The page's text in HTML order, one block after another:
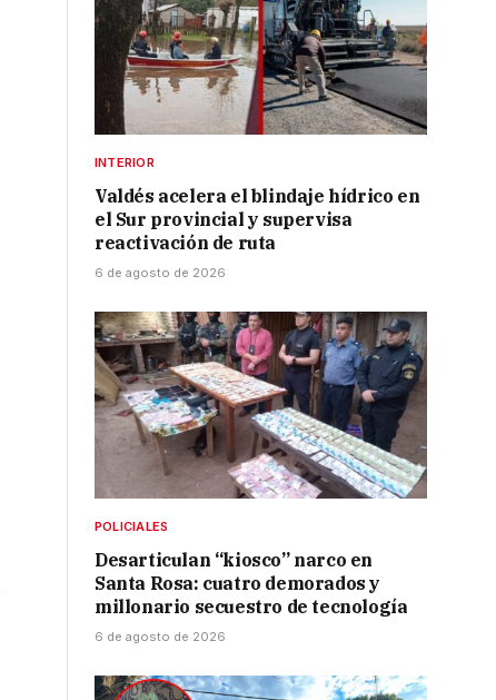
INTERIOR
Valdés acelera el blindaje hídrico en
el Sur provincial y supervisa
reactivación de ruta
6 de agosto de 2026
POLICIALES
Desarticulan “kiosco” narco en
Santa Rosa: cuatro demorados y
millonario secuestro de tecnología
6 de agosto de 2026